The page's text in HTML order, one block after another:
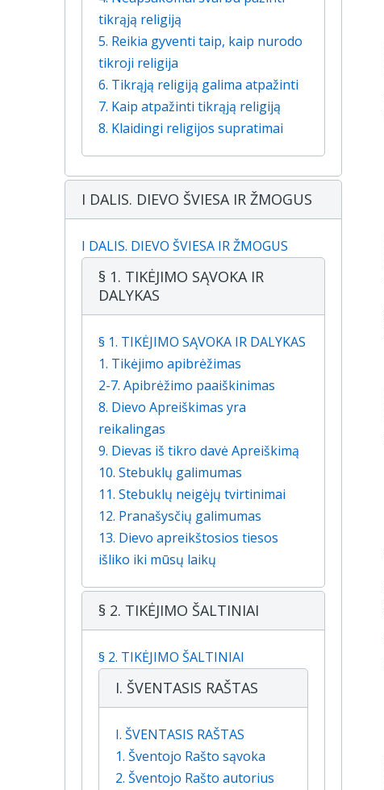
tikrąją religiją
5. Reikia gyventi taip, kaip nurodo
tikroji religija
6. Tikrąją religiją galima atpažinti
7. Kaip atpažinti tikrąją religiją
8. Klaidingi religijos supratimai
I DALIS. DIEVO ŠVIESA IR ŽMOGUS
I DALIS. DIEVO ŠVIESA IR ŽMOGUS
§ 1. TIKĖJIMO SĄVOKA IR
DALYKAS
§ 1. TIKĖJIMO SĄVOKA IR DALYKAS
1. Tikėjimo apibrėžimas
2-7. Apibrėžimo paaiškinimas
8. Dievo Apreiškimas yra
reikalingas
9. Dievas iš tikro davė Apreiškimą
10. Stebuklų galimumas
11. Stebuklų neigėjų tvirtinimai
12. Pranašysčių galimumas
13. Dievo apreikštosios tiesos
išliko iki mūsų laikų
§ 2. TIKĖJIMO ŠALTINIAI
§ 2. TIKĖJIMO ŠALTINIAI
I. ŠVENTASIS RAŠTAS
I. ŠVENTASIS RAŠTAS
1. Šventojo Rašto sąvoka
2. Šventojo Rašto autorius